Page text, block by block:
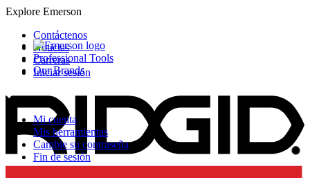
Explore Emerson
Professional Tools
Our Brands
Contáctenos
Noticias
Carreras
Iniciar sesión
Mi cuenta
Mis herramientas
Cambie su contraseña
Fin de sesión